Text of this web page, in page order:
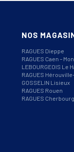
NOS
RAGUES Dieppe
RAGUES Caen –
LEBOURGEOIS Le
RAGUES
GOSSELIN Lisieux
RAGUES Rouen
RAGUES Cherbourg